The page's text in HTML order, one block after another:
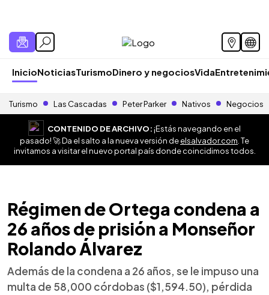
InicioNoticiasTurismoDinero y negociosVida
Turismo Las Cascadas Peter Parker Nativos Negocios
CONTENIDO DE ARCHIVO:¡Estás navegando en el
pasado! 🚀 Da el salto a la nueva versión deelsalvador.com . Te
invitamos a visitar el nuevo portal país donde coincidimos todos.
Régimen de Ortega condena a
26 años de prisión a Monseñor
Rolando Álvarez
Además de la condena a 26 años, se le impuso una
multa de 58,000 córdobas ($1,594.50), pérdida